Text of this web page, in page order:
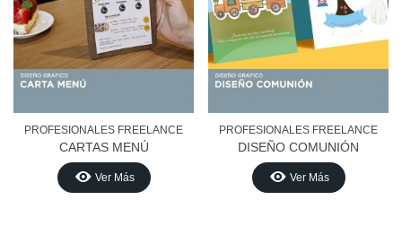
PROFESIONALES FREELANCE
CARTAS MENÚ
Ver Más
PROFESIONALES FREELANCE
DISEÑO COMUNIÓN
Ver Más